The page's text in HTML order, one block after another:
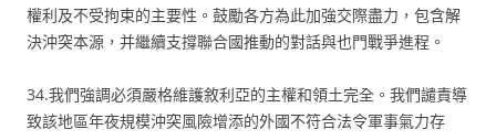
權利及不受拘束的主要性。鼓勵各方為此加強交際盡力，包含解
決沖突本源，并繼續支撐聯合國推動的對話與也門戰爭進程。
34.我們強調必須嚴格維護敘利亞的主權和領土完全。我們譴責導
致該地區年夜規模沖突風險增添的外國不符合法令軍事氣力存